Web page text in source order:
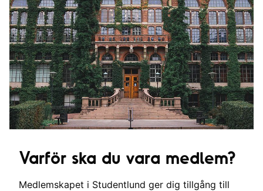
Varför ska du vara medlem?
Medlemskapet i Studentlund ger dig tillgång till